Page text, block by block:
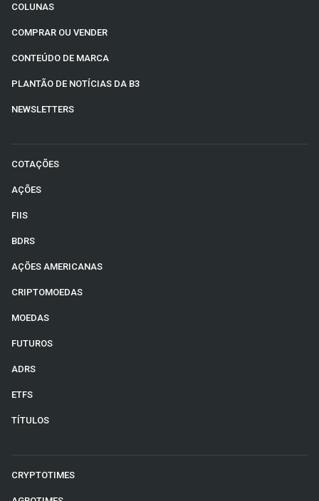
COLUNAS
COMPRAR OU VENDER
CONTEÚDO DE MARCA
PLANTÃO DE NOTÍCIAS DA B3
NEWSLETTERS
COTAÇÕES
AÇÕES
FIIS
BDRS
AÇÕES AMERICANAS
CRIPTOMOEDAS
MOEDAS
FUTUROS
ADRS
ETFS
TÍTULOS
CRYPTOTIMES